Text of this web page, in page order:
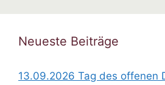
n
Neueste Beiträge
13.09.2026 Tag des offenen